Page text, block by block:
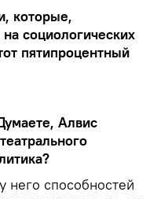
которые,
социологических
пятипроцентный
Алвис
него способностей